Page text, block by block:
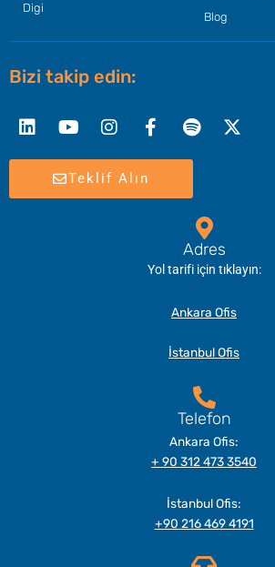
Digi
Blog
Bizi takip edin:
f
twitter
Teklif Alın
Adres
Yol tarifi için tıklayın:
Ankara Ofis
İstanbul Ofis
Telefon
Ankara Ofis:
+ 90 312 473 3540
İstanbul Ofis:
+90 216 469 4191